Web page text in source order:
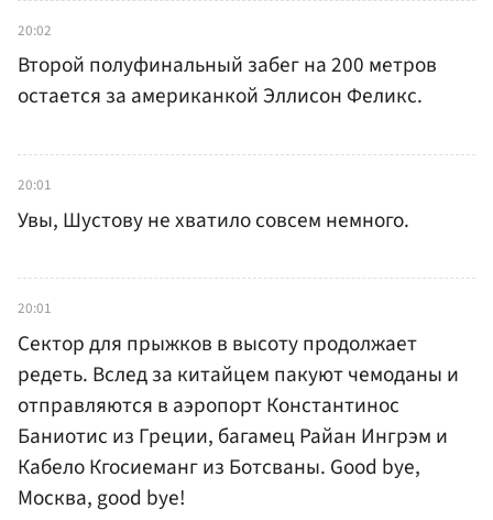
20:02
Второй полуфинальный забег на 200 метров
остается за американкой Эллисон Феликс.
20:01
Увы, Шустову не хватило совсем немного.
20:01
Сектор для прыжков в высоту продолжает
редеть. Вслед за китайцем пакуют чемоданы и
отправляются в аэропорт Константинос
Баниотис из Греции, багамец Райан Ингрэм и
Кабело Кгосиеманг из Ботсваны. Good bye,
Москва, good bye!